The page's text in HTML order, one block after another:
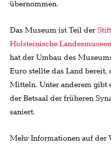
übernommen.
Das Museum ist Teil der
Holsteinische Landesmuseen
hat der Umbau des
Euro stellte das Land bereit,
Mitteln. Unter anderem gibt
der Betsaal der früheren
saniert.
Mehr Informationen auf der